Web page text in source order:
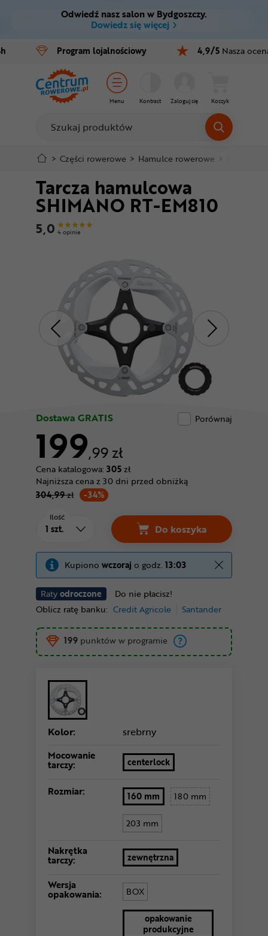
Ctrl M
Menu główne
Informacje o produkcie
Do koszyka
Szczegółowe informacje
Stopka
Mapa strony
Odwiedź nasz salon w Bydgoszczy.
Dowiedz się więcej
Program lojalnościowy 4,9/5 Nasza
Menu Kontrast Zaloguj się Koszyk
Rowery
E-bike
Części
Akcesoria
Odzież
Kaski
Buty
Nowości
Superoferta
> Części rowerowe > Hamulce rowerowe >
Tarcza hamulcowa
SHIMANO RT-EM810
5,0 4 opinie
Dostawa GRATIS Porównaj
199,99 zł
Cena katalogowa: 305zł
-34%
Najniższa cena z 30 dni przed obniżką
304,99zł
Ratyodroczone
Do nie płacisz!
Oblicz ratę banku: Credit Agricole Santander
Ilość
Do koszyka
Kupiono wczoraj o godz. 13:03
199 punktów w programie
Kolor: srebrny
Mocowanie
tarczy: centerlock
Rozmiar: 160 mm 180 mm
203 mm
Nakrętka
tarczy: zewnętrzna
Wersja
opakowania: BOX
opakowanie
produkcyjne